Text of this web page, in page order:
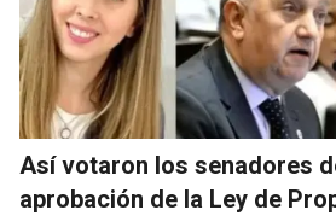
Así votaron los senadores
aprobación de la Ley de